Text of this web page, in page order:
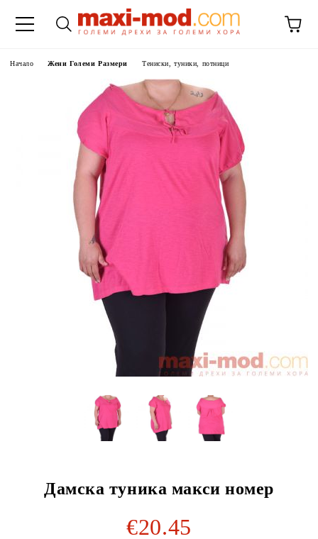
Начало Жени Големи Размери Тениски, туники, потници
Дамска туника макси номер
€20.45